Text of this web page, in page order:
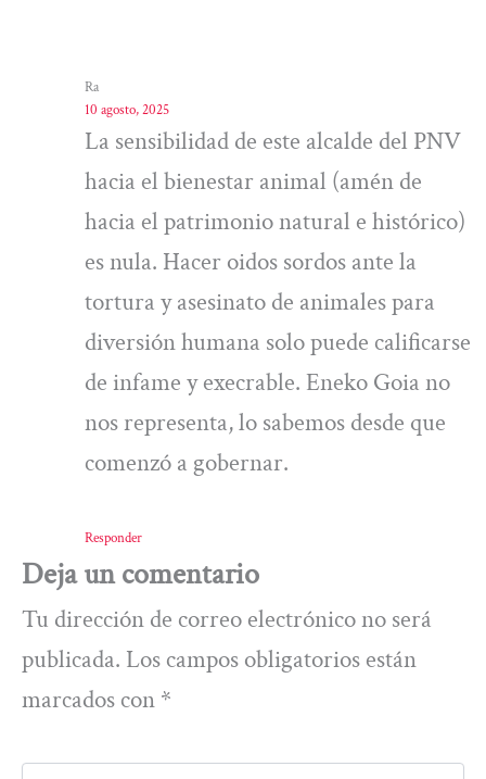
Ra
10 agosto, 2025
La sensibilidad de este alcalde del PNV
hacia el bienestar animal (amén de
hacia el patrimonio natural e histórico)
es nula. Hacer oidos sordos ante la
tortura y asesinato de animales para
diversión humana solo puede calificarse
de infame y execrable. Eneko Goia no
nos representa, lo sabemos desde que
comenzó a gobernar.
Responder
Deja un comentario
Tu dirección de correo electrónico no será
publicada. Los campos obligatorios están
marcados con *